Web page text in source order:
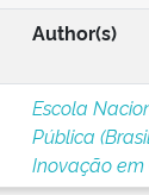
Author(s)
Escola
Pública
Inovação em